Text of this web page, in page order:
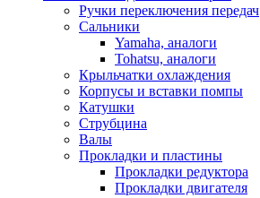
Ручки переключения передач
Сальники
Yamaha, аналоги
Tohatsu, аналоги
Крыльчатки охлаждения
Корпусы и вставки помпы
Катушки
Струбцина
Валы
Прокладки и пластины
Прокладки редуктора
Прокладки двигателя